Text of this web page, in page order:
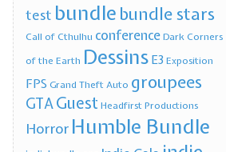
test bundle bundle stars
Call of Cthulhu conferenceDark Corners
of the Earth Dessins E3 Exposition
FPS Grand Theft Auto groupees
GTAGuest Headfirst Productions
Horror Humble Bundle